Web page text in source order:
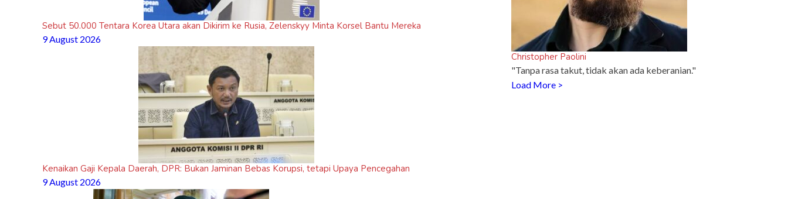
Sebut 50.000 Tentara Korea Utara akan Dikirim ke Rusia, Zelenskyy Minta Korsel Bantu Mereka
9 August 2026
Kenaikan Gaji Kepala Daerah, DPR: Bukan Jaminan Bebas Korupsi, tetapi Upaya Pencegahan
9 August 2026
Christopher Paolini
"Tanpa rasa takut, tidak akan ada keberanian."
Load More >